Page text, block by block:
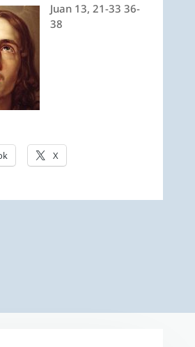
Juan 13, 21-33 36-
38
X